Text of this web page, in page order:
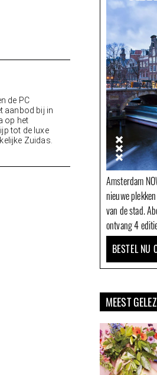
de PC
aanbod bij in
op het
tot de luxe
Zuidas.
Amsterdam
nieuwe
van de stad.
ontvang 4
BESTEL NU
MEEST